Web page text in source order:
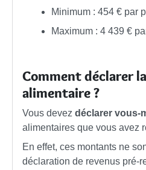
Minimum : 454 € par
Maximum : 4 439 €
Comment déclarer
alimentaire ?
Vous devez déclarer vous-
alimentaires que vous avez
En effet, ces montants ne
déclaration de revenus pré-